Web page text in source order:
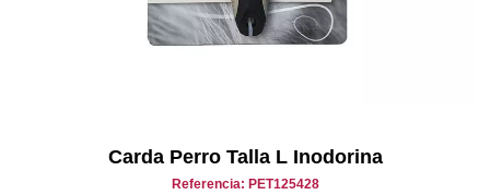
Carda Perro Talla L Inodorina
Referencia: PET125428